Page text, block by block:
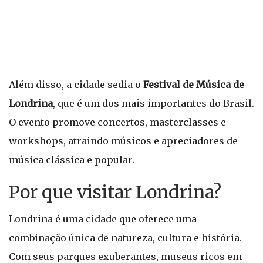
Além disso, a cidade sedia o Festival de Música de
Londrina, que é um dos mais importantes do Brasil.
O evento promove concertos, masterclasses e
workshops, atraindo músicos e apreciadores de
música clássica e popular.
Por que visitar Londrina?
Londrina é uma cidade que oferece uma
combinação única de natureza, cultura e história.
Com seus parques exuberantes, museus ricos em